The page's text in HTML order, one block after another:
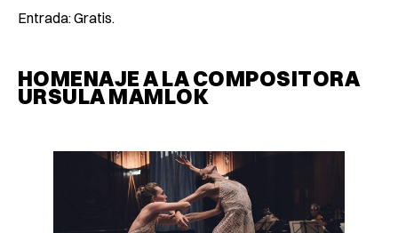
Entrada: Gratis.
HOMENAJE A LA COMPOSITORA
URSULA MAMLOK